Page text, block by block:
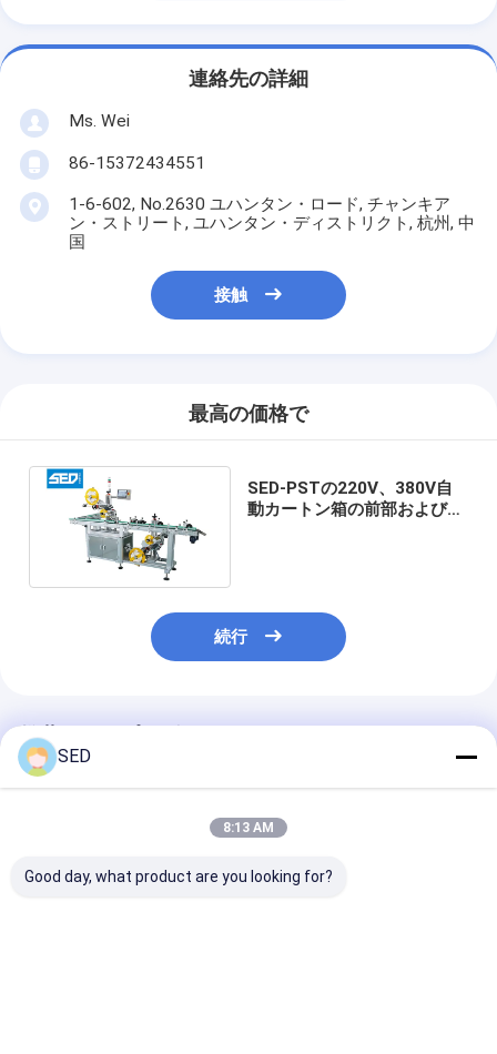
連絡先の詳細
Ms. Wei
86-15372434551
1-6-602, No.2630 ユハンタン・ロード, チャンキア
ン・ストリート, ユハンタン・ディストリクト, 杭州, 中
国
接触
最高の価格で
SED-PSTの220V、380V自
動カートン箱の前部および背
続行
推薦されたプロダクト
SED
8:13 AM
Good day, what product are you looking for?